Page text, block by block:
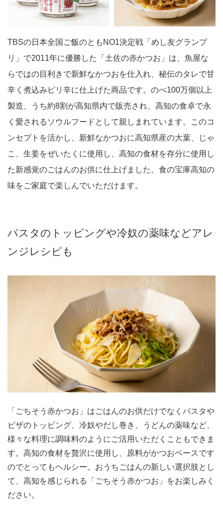
TBSの日本全国ご飯のともNO1決定戦「めし友グランプ
リ」で2011年に優勝した「土佐の赤かつお」は、魚屋な
らではの目利きで新鮮なかつおを仕入れ、秘伝のタレで甘
辛く煮込みピリ辛に仕上げた商品です。のべ100万個以上
製造、うち約8割が高知県内で販売され、高知の食卓で永
く愛されるソウルフードとして親しまれています。このコ
ンセプトを活かし、新鮮なかつおに高知県産の大葉、じゃ
こ、生姜をぜいたくに使用し、高知の食材を存分に使用し
た新感覚のごはんのお供に仕上げました。食の宝庫高知の
味をご家庭で楽しんでいただけます。
パスタのトッピングや冷奴の薬味などアレ
ンジレシピも
「ごちそう赤かつお」はごはんのお供だけでなくパスタや
ピザのトッピング、冷奴やだし巻き、うどんの薬味など、
様々な料理に調味料のようにご活用いただくこともできま
す。高知の食材を贅沢に使用し、原料がかつおベースです
のでとってもヘルシー。おうちごはんの新しい選択肢とし
て、高知を感じられる「ごちそう赤かつお」をお楽しみく
ださい。